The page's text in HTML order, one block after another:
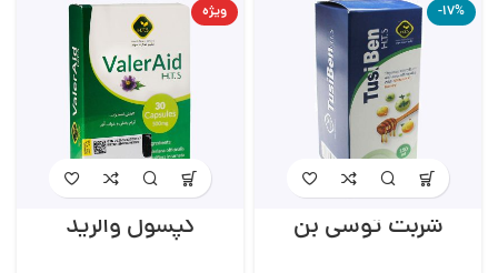
-17%
شربت توسی بن
ویژه
کپسول والرید